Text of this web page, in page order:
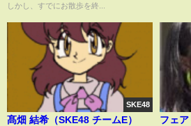
しかし、すでにお散歩を終...
SKE48
髙畑 結希（SKE48 チームE）
フェ